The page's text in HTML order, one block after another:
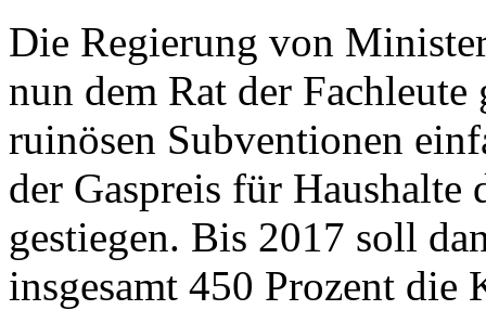
Die Regierung von
nun dem Rat der
ruinösen Subventionen
der Gaspreis für Haushalte
gestiegen. Bis 2017 soll
insgesamt 450 Prozent die